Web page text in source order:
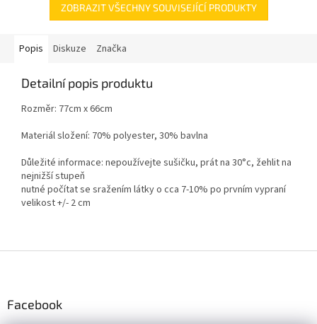
ZOBRAZIT VŠECHNY SOUVISEJÍCÍ PRODUKTY
Popis Diskuze Značka
Detailní popis produktu
Rozměr: 77cm x 66cm
Materiál složení: 70% polyester, 30% bavlna
Důležité informace: nepoužívejte sušičku, prát na 30°c, žehlit na
nejnižší stupeň
nutné počítat se sražením látky o cca 7-10% po prvním vypraní
velikost +/- 2 cm
Facebook